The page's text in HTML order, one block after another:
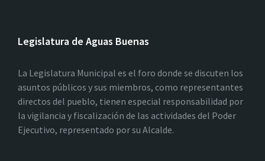
Legislatura de Aguas Buenas
La Legislatura Municipal es el foro donde se discuten los
asuntos públicos y sus miembros, como representantes
directos del pueblo, tienen especial responsabilidad por
la vigilancia y fiscalización de las actividades del Poder
Ejecutivo, representado por su Alcalde.